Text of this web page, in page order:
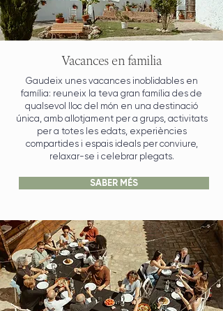
Vacances en familia
Gaudeix unes vacances inoblidables en
família: reuneix la teva gran família des de
qualsevol lloc del món en una destinació
única, amb allotjament per a grups, activitats
per a totes les edats, experiències
compartides i espais ideals per conviure,
relaxar-se i celebrar plegats.
SABER MÉS